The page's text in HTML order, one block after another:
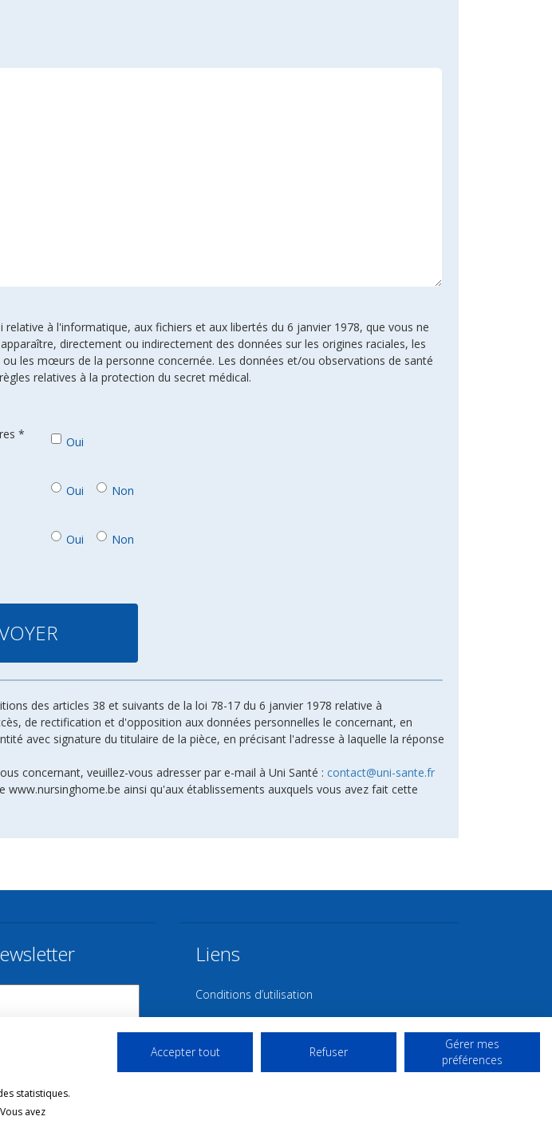
à l'informatique, aux fichiers et aux libertés du 6 janvier 1978, que vous ne
directement ou indirectement des données sur les origines raciales, les
les mœurs de la personne concernée. Les données et/ou observations de santé
relatives à la protection du secret médical.
*
Oui
Oui Non
Oui Non
des articles 38 et suivants de la loi 78-17 du 6 janvier 1978 relative à
de rectification et d'opposition aux données personnelles le concernant, en
avec signature du titulaire de la pièce, en précisant l'adresse à laquelle la réponse
concernant, veuillez-vous adresser par e-mail à Uni Santé : contact@uni-sante.fr
ainsi qu'aux établissements auxquels vous avez fait cette
Liens
Conditions d’utilisation
Contact NL
Copyright
Mentions Légales
statistiques.
avez
Accepter tout Refuser
Gérer mes
préférences